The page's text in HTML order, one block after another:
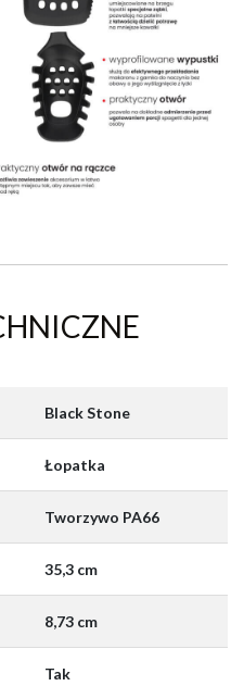
Black Stone
Łopatka
Tworzywo PA66
35,3 cm
8,73 cm
Tak